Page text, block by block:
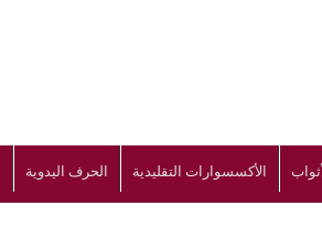
الأكسسوارات التقليدية الحرف اليدوية